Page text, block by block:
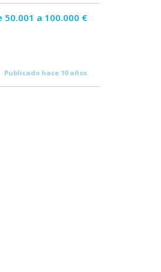
50.001 a 100.000 €
Publicado hace 10 años